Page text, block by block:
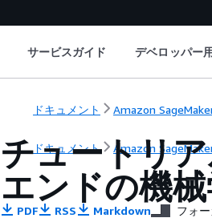
サービスガイド デベロッパー
ドキュメント Amazon
ドキュメント Amazon
チュートリ
エンドの機
PDF RSS Markdown フォ